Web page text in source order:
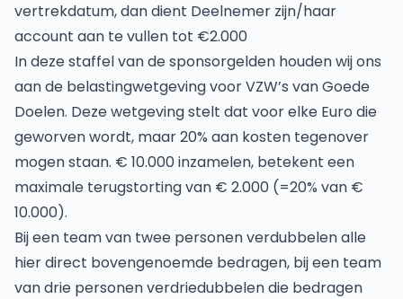
vertrekdatum, dan dient Deelnemer zijn/haar
account aan te vullen tot €2.000
In deze staffel van de sponsorgelden houden wij ons
aan de belastingwetgeving voor VZW’s van Goede
Doelen. Deze wetgeving stelt dat voor elke Euro die
geworven wordt, maar 20% aan kosten tegenover
mogen staan. € 10.000 inzamelen, betekent een
maximale terugstorting van € 2.000 (=20% van €
10.000).
Bij een team van twee personen verdubbelen alle
hier direct bovengenoemde bedragen, bij een team
van drie personen verdriedubbelen die bedragen